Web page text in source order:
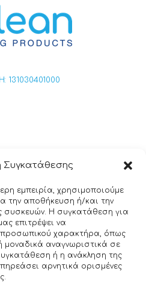
Συγκατάθεσης
εμπειρία, χρησιμοποιούμε
την αποθήκευση ή/και την
Η συγκατάθεση για
επιτρέψει να
χαρακτήρα, όπως
αναγνωριστικά σε
ή η ανάκληση της
αρνητικά ορισμένες
131030401000